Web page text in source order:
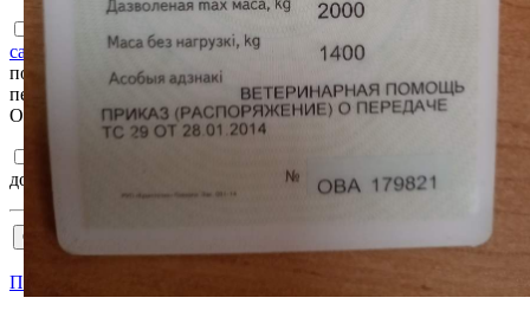
Ознакомлен сПользовательским соглашением интернет-
сайта e-auction.byи согласен с обработкой информации о
пользователе, в том числе персональных данных, а также их
передачей, в том числе трансграничной, в соответствии с ним.
Ознакомлен и согласен сРегламентомиСоглашением
документах на участия в торгах.
Пройти аккредитацию